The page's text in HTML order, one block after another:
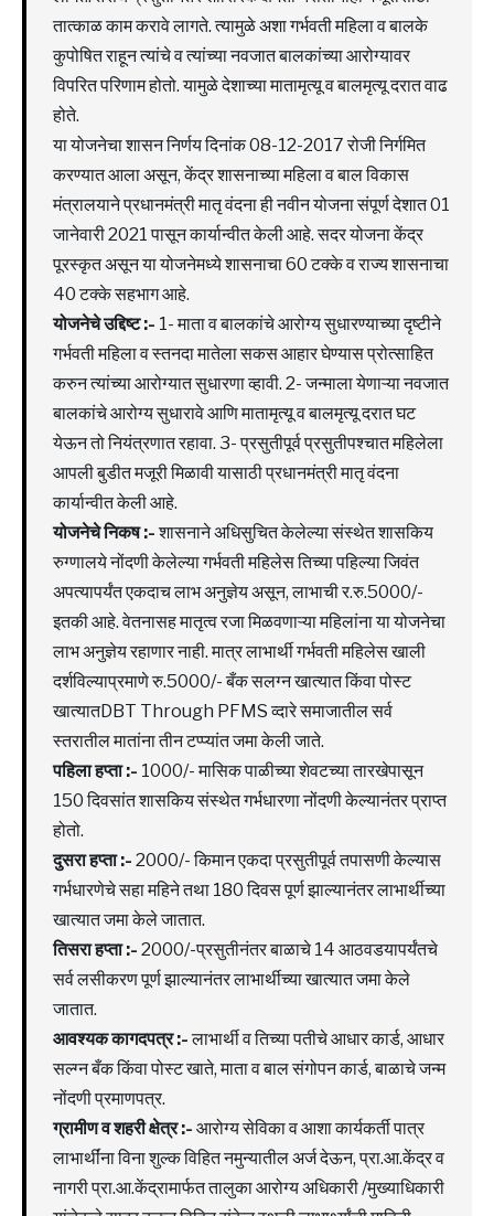
तात्काळ काम करावे लागते. त्यामुळे अशा गर्भवती महिला व बालके
कुपोषित राहून त्यांचे व त्यांच्या नवजात बालकांच्या आरोग्यावर
विपरित परिणाम होतो. यामुळे देशाच्या मातामृत्यू व बालमृत्यू दरात वाढ
होते.
या योजनेचा शासन निर्णय दिनांक 08-12-2017 रोजी निर्गमित
करण्यात आला असून, केंद्र शासनाच्या महिला व बाल विकास
मंत्रालयाने प्रधानमंत्री मातृ वंदना ही नवीन योजना संपूर्ण देशात 01
जानेवारी 2021 पासून कार्यान्वीत केली आहे. सदर योजना केंद्र
पूरस्कृत असून या योजनेमध्ये शासनाचा 60 टक्के व राज्य शासनाचा
40 टक्के सहभाग आहे.
योजनेचे उद्दिष्ट :- 1- माता व बालकांचे आरोग्य सुधारण्याच्या दृष्टीने
गर्भवती महिला व स्तनदा मातेला सकस आहार घेण्यास प्रोत्साहित
करुन त्यांच्या आरोग्यात सुधारणा व्हावी. 2- जन्माला येणाऱ्या नवजात
बालकांचे आरोग्य सुधारावे आणि मातामृत्यू व बालमृत्यू दरात घट
येऊन तो नियंत्रणात रहावा. 3- प्रसुतीपूर्व प्रसुतीपश्चात महिलेला
आपली बुडीत मजूरी मिळावी यासाठी प्रधानमंत्री मातृ वंदना
कार्यान्वीत केली आहे.
योजनेचे निकष :-शासनाने अधिसुचित केलेल्या संस्थेत शासकिय
रुग्णालये नोंदणी केलेल्या गर्भवती महिलेस तिच्या पहिल्या जिवंत
अपत्यापर्यंत एकदाच लाभ अनुज्ञेय असून, लाभाची र.रु.5000/-
इतकी आहे. वेतनासह मातृत्व रजा मिळवणाऱ्या महिलांना या योजनेचा
लाभ अनुज्ञेय रहाणार नाही. मात्र लाभार्थी गर्भवती महिलेस खाली
दर्शविल्याप्रमाणे रु.5000/- बँक सलग्न खात्यात किंवा पोस्ट
खात्यातDBT Through PFMS व्दारे समाजातील सर्व
स्तरातील मातांना तीन टप्प्यांत जमा केली जाते.
पहिला हप्ता :- 1000/- मासिक पाळीच्या शेवटच्या तारखेपासून
150 दिवसांत शासकिय संस्थेत गर्भधारणा नोंदणी केल्यानंतर प्राप्त
होतो.
दुसरा हप्ता :- 2000/- किमान एकदा प्रसुतीपूर्व तपासणी केल्यास
गर्भधारणेचे सहा महिने तथा 180 दिवस पूर्ण झाल्यानंतर लाभार्थीच्या
खात्यात जमा केले जातात.
तिसरा हप्ता :- 2000/-प्रसुतीनंतर बाळाचे 14 आठवडयापर्यंतचे
सर्व लसीकरण पूर्ण झाल्यानंतर लाभार्थीच्या खात्यात जमा केले
जातात.
आवश्यक कागदपत्र :-लाभार्थी व तिच्या पतीचे आधार कार्ड, आधार
सल्ग्न बँक किंवा पोस्ट खाते, माता व बाल संगोपन कार्ड, बाळाचे जन्म
नोंदणी प्रमाणपत्र.
ग्रामीण व शहरी क्षेत्र :- आरोग्य सेविका व आशा कार्यकर्ती पात्र
लाभार्थींना विना शुल्क विहित नमुन्यातील अर्ज देऊन, प्रा.आ.केंद्र व
नागरी प्रा.आ.केंद्रामार्फत तालुका आरोग्य अधिकारी /मुख्याधिकारी